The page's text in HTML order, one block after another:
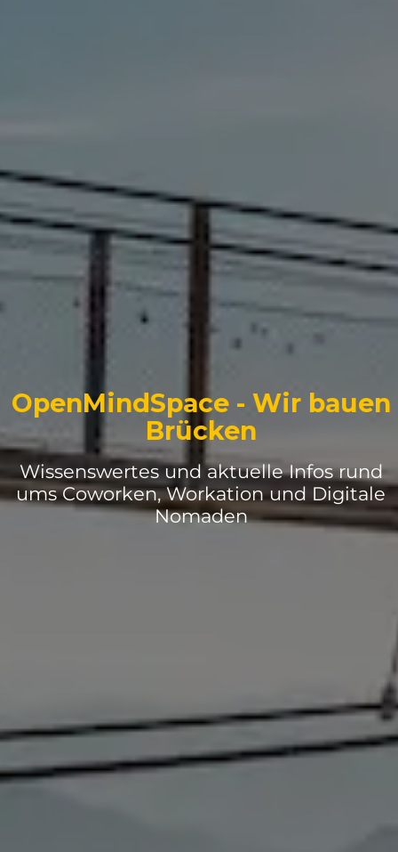
OpenMindSpace - Wir bauen
Brücken
Wissenswertes und aktuelle Infos rund
ums Coworken, Workation und Digitale
Nomaden